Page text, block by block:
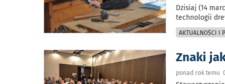
Dzisiaj (14
technologii
AKTUALNOŚCI I
Znaki
ponad rok temu